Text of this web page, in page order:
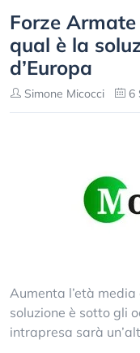
Forze Armate
qual è la
d’Europa
Simone Micocci 6
Aumenta l’età
soluzione è sotto gli
intrapresa sarà